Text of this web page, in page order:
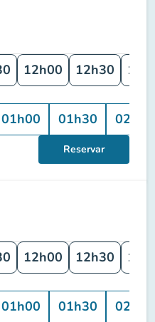
12h00 12h30
01h00 01h30 02h00
Reservar
12h00 12h30
01h00 01h30 02h00